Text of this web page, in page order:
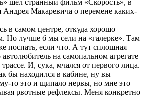
шел странный фильм «Скорость», в
Андрея Макаревича о перемене каких-
в самом центре, откуда хорошо
Но лучше б мы сели на «галерке». Там
поспать, если что. А тут сплошная
на самопальном агрегате
И, сука, мчался от первого лица.
бы находился в кабине, ну вы
то это и щипало нервы, но мне это
рвотные рефлексы. Меня конкретно